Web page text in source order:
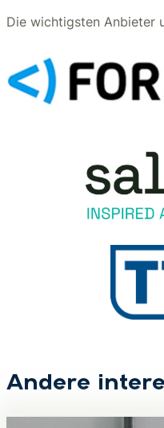
Die wichtigsten Anbieter
Andere